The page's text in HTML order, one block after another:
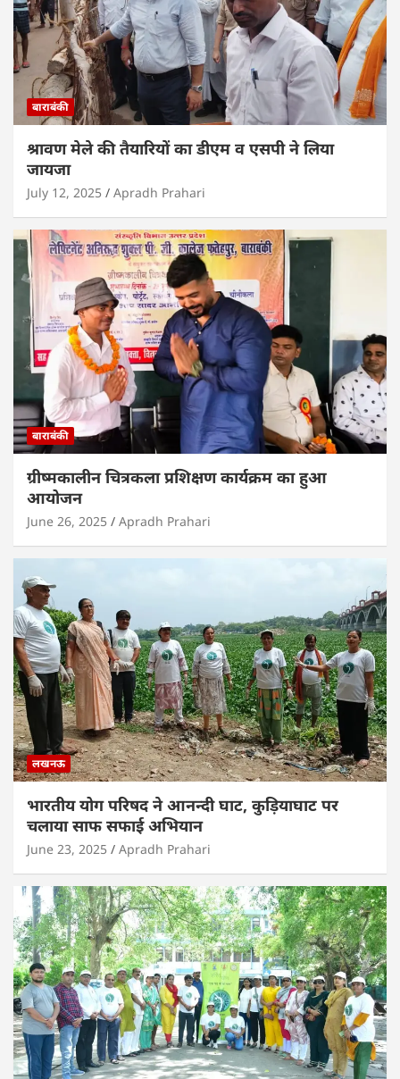
बाराबंकी
श्रावण मेले की तैयारियों का डीएम व एसपी ने लिया
जायजा
July 12, 2025 Apradh Prahari
बाराबंकी
ग्रीष्मकालीन चित्रकला प्रशिक्षण कार्यक्रम का हुआ
आयोजन
June 26, 2025 Apradh Prahari
लखनऊ
भारतीय योग परिषद ने आनन्दी घाट, कुड़ियाघाट पर
चलाया साफ सफाई अभियान
June 23, 2025 Apradh Prahari